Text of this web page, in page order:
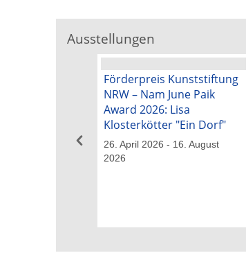
Ausstellungen
Förderpreis Kunststiftung
NRW – Nam June Paik
Award 2026: Lisa
Klosterkötter "Ein Dorf"
26. April 2026 - 16. August
2026